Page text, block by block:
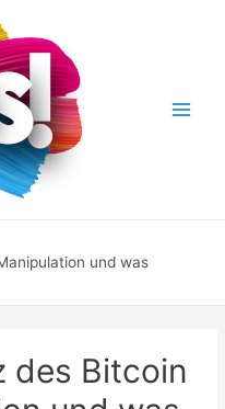
und was
des Bitcoin